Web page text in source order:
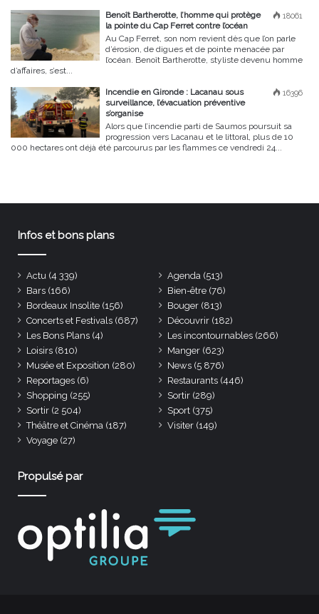
18061
Benoît Bartherotte, l’homme qui protège
la pointe du Cap Ferret contre l’océan
Au Cap Ferret, son nom revient dès que l’on parle
d’érosion, de digues et de pointe menacée par
l’océan. Benoît Bartherotte, styliste devenu homme
d’affaires, s’est...
16396
Incendie en Gironde : Lacanau sous
surveillance, l’évacuation préventive
s’organise
Alors que l’incendie parti de Saumos poursuit sa
progression vers Lacanau et le littoral, plus de 10
000 hectares ont déjà été parcourus par les flammes ce vendredi 24...
Infos et bons plans
Actu (4 339) Agenda (513)
Bars (166) Bien-être (76)
Bordeaux Insolite (156) Bouger (813)
Concerts et Festivals (687) Découvrir (182)
Les Bons Plans (4) Les incontournables (266)
Loisirs (810) Manger (623)
Musée et Exposition (280) News (5 876)
Reportages (6) Restaurants (446)
Shopping (255) Sortir (289)
Sortir (2 504) Sport (375)
Théâtre et Cinéma (187) Visiter (149)
Voyage (27)
Propulsé par